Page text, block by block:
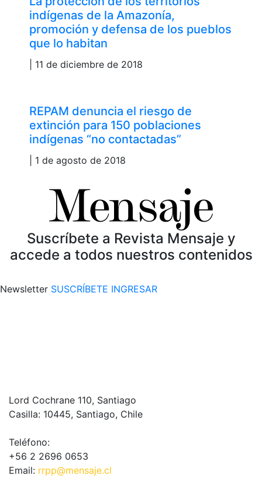
indígenas de la Amazonía,
promoción y defensa de los pueblos
que lo habitan
| 11 de diciembre de 2018
REPAM denuncia el riesgo de
extinción para 150 poblaciones
indígenas “no contactadas”
| 1 de agosto de 2018
Suscríbete a Revista Mensaje y
accede a todos nuestros contenidos
Newsletter SUSCRÍBETE INGRESAR
Lord Cochrane 110, Santiago
Casilla: 10445, Santiago, Chile
Teléfono:
+56 2 2696 0653
Email: rrpp@mensaje.cl